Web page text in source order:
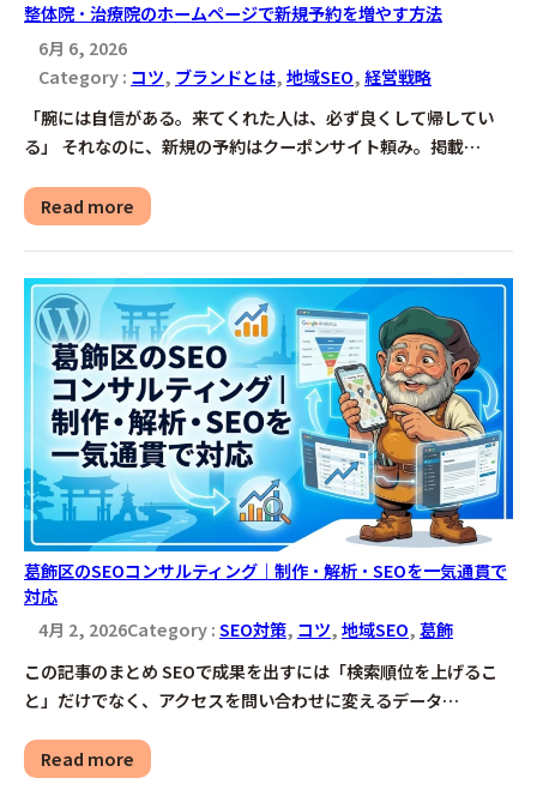
整体院・治療院のホームページで新規予約を増やす方法
6月 6, 2026
Category : コツ, ブランドとは, 地域SEO, 経営戦略
「腕には自信がある。来てくれた人は、必ず良くして帰してい
る」 それなのに、新規の予約はクーポンサイト頼み。掲載…
Read more
葛飾区のSEOコンサルティング｜制作・解析・SEOを一気通貫で
対応
4月 2, 2026Category : SEO対策, コツ, 地域SEO, 葛飾
この記事のまとめ SEOで成果を出すには「検索順位を上げるこ
と」だけでなく、アクセスを問い合わせに変えるデータ…
Read more